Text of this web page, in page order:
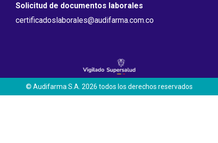
Solicitud de documentos laborales
certificadoslaborales@audifarma.com.co
© Audifarma S.A. 2026 todos los derechos reservados